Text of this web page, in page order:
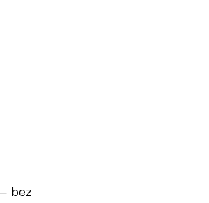
bez